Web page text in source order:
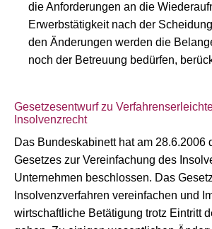
die Anforderungen an die
Erwerbstätigkeit nach der
den Änderungen werden die
noch der Betreuung bedürfen,
Gesetzesentwurf zu
Insolvenzrecht
Das Bundeskabinett hat am 28.6.2006
Gesetzes zur Vereinfachung des
Unternehmen beschlossen. Das
Insolvenzverfahren vereinfachen und
wirtschaftliche Betätigung trotz Eintritt